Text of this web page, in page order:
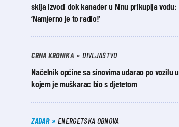
skija izvodi dok kanader u Ninu prikuplja vodu:
‘Namjerno je to radio!’
CRNA KRONIKA DIVLJAŠTVO
Načelnik općine sa sinovima udarao po vozilu u
kojem je muškarac bio s djetetom
ZADAR ENERGETSKA OBNOVA